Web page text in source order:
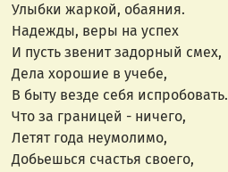
Улыбки жаркой, обаяния.
Надежды, веры на успех
И пусть звенит задорный смех,
Дела хорошие в учебе,
В быту везде себя испробовать.
Что за границей - ничего,
Летят года неумолимо,
Добьешься счастья своего,